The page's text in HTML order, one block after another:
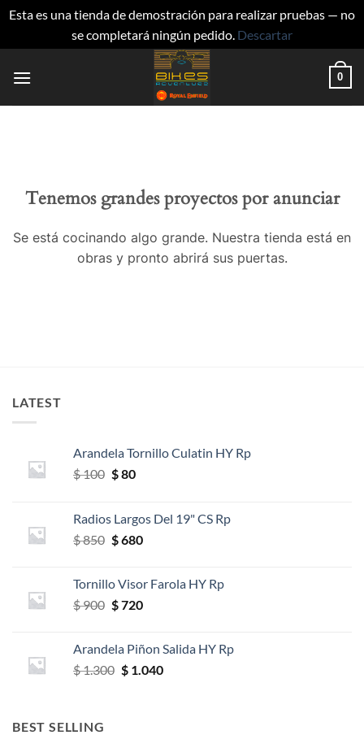
Esta es una tienda de demostración para realizar pruebas — no
se completará ningún pedido. Descartar
0
Tenemos grandes proyectos por anunciar
Se está cocinando algo grande. Nuestra tienda está en
obras y pronto abrirá sus puertas.
LATEST
Arandela Tornillo Culatin HY Rp
$100 El
era:
$ 100.
$80El
es:
$ 80.
Radios Largos Del 19" CS Rp
$850 El
era:
$ 850.
$680El
es:
$ 680.
Tornillo Visor Farola HY Rp
$900 El
era:
$ 900.
$720El
es:
$ 720.
Arandela Piñon Salida HY Rp
$1.300 El
$1.040El
BEST SELLING